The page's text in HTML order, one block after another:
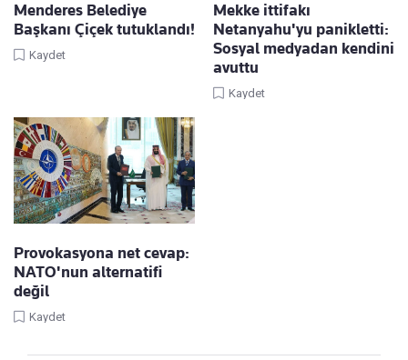
Menderes Belediye
Başkanı Çiçek tutuklandı!
Kaydet
Mekke ittifakı
Netanyahu'yu panikletti:
Sosyal medyadan kendini
avuttu
Kaydet
Provokasyona net cevap:
NATO'nun alternatifi
değil
Kaydet